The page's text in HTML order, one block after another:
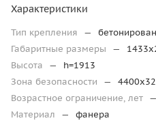
Характеристики
Тип крепления —
Габаритные размеры
—
Высота
—
h=1913
Зона безопасности
—
Возрастное ограничение, лет —
Материал
— фанера